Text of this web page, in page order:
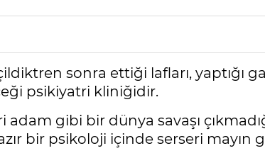
sonra ettiği lafları, yaptığı
psikiyatri kliniğidir.
gibi bir dünya savaşı
bir psikoloji içinde serseri mayın